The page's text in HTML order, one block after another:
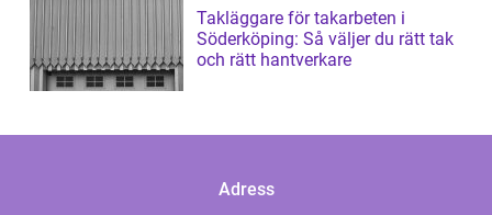
Takläggare för takarbeten i
Söderköping: Så väljer du rätt tak
och rätt hantverkare
Adress